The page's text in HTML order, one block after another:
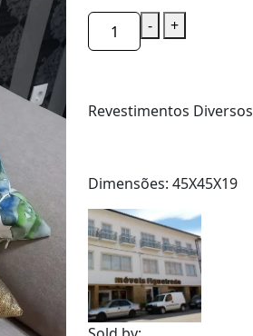
- +
Revestimentos Diversos
Dimensões: 45X45X19